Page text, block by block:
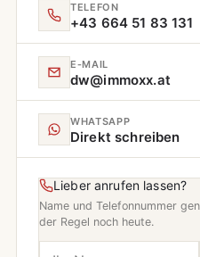
TELEFON
+43 664 51 83 131
E‑MAIL
dw@immoxx.at
WHATSAPP
Direkt schreiben
Lieber anrufen lassen?
Name und Telefonnummer
der Regel noch heute.